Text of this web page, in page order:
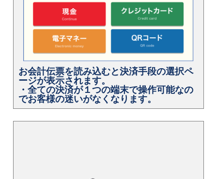
お会計伝票を読み込むと決済手段の選択ペ
ージが表示されます。
・全ての決済が１つの端末で操作可能なの
でお客様の迷いがなくなります。